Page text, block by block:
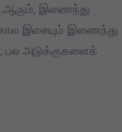
இணைந்து
இசையும் இணைந்து
பல அடுக்குகளைக்